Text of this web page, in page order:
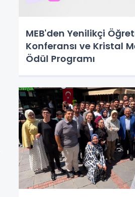
MEB'den Yenilikçi
Konferansı ve Kristal
Ödül Programı